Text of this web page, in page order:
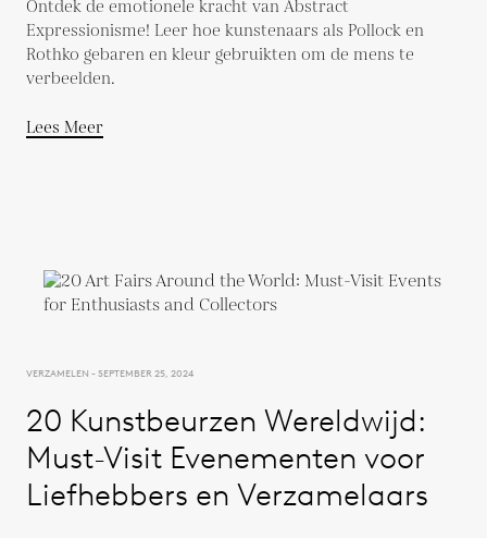
Ontdek de emotionele kracht van Abstract
Expressionisme! Leer hoe kunstenaars als Pollock en
Rothko gebaren en kleur gebruikten om de mens te
verbeelden.
Lees Meer
VERZAMELEN - SEPTEMBER 25, 2024
20 Kunstbeurzen Wereldwijd:
Must-Visit Evenementen voor
Liefhebbers en Verzamelaars